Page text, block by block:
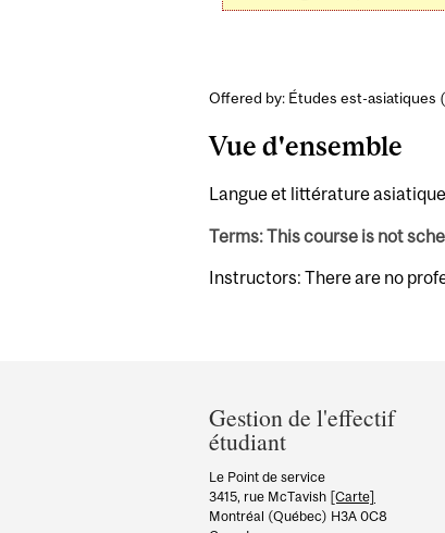
Offered by: Études est-asiatiques (
Vue d'ensemble
Langue et littérature
Terms: This course is not
Instructors: There are no
and
University
Information
Gestion de l'effectif
étudiant
Le Point de service
3415, rue McTavish [Carte]
Montréal (Québec) H3A 0C8